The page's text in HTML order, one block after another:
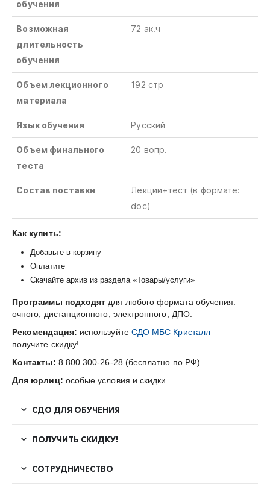
обучения
Возможная
длительность
обучения
72 ак.ч
Объем лекционного
материала
192 стр
Язык обучения Русский
Объем финального
теста
20 вопр.
Состав поставки Лекции+тест (в формате:
doc)
Как купить:
Добавьте в корзину
Оплатите
Скачайте архив из раздела «Товары/услуги»
Программы подходят для любого формата обучения:
очного, дистанционного, электронного, ДПО.
Рекомендация: используйте СДО МБС Кристалл—
получите скидку!
Контакты: 8 800 300-26-28 (бесплатно по РФ)
Для юрлиц: особые условия и скидки.
СДО ДЛЯ ОБУЧЕНИЯ
ПОЛУЧИТЬ СКИДКУ!
СОТРУДНИЧЕСТВО